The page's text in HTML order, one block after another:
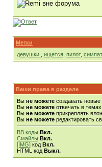
Метки
девушки.
ищется пилот,
Ваши права в разделе
Вы не можете создавать
Вы не можете отвечать в темах
Вы не можете прикреплять
Вы не можете редактировать
BB коды Вкл.
Смайлы Вкл.
[IMG] код Вкл.
HTML код Выкл.